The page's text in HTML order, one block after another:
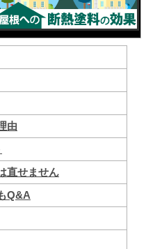
由
直せません
Q&A